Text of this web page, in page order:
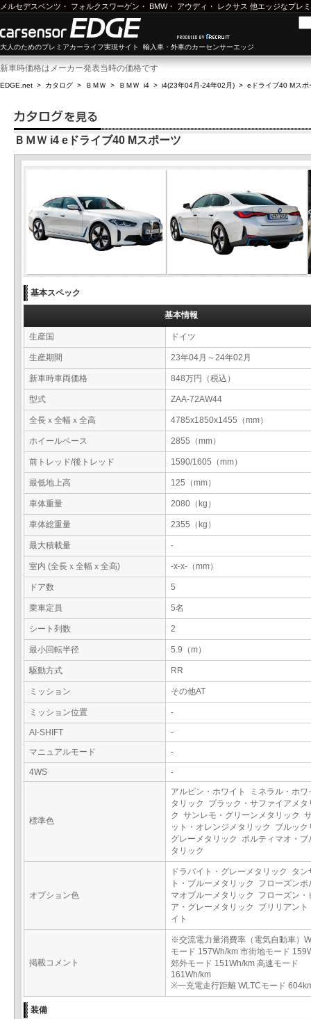
メルセデスベンツ ・ フォルクスワーゲン ・ BMW・ アウディ ・ レクサス 他エッジなプレ
大人のためのプレミアカーライフ実現サイト 輸入車・外車のカーセンサーエッジ
新車時価格はメーカー発表当時の価格です
EDGE.net > カタログ > ＢＭＷ > ＢＭＷ i4 > i4(23年04月-24年02月) > eドライブ40 Mスポ
ＢＭＷ i4 eドライブ40 Mスポーツ
基本スペック
基本情報
生産国 ドイツ
生産期間 23年04月～24年02月
新車時車両価格 848万円（税込）
型式 ZAA-72AW44
全長ｘ全幅ｘ全高 4785x1850x1455（mm）
ホイールベース 2855（mm）
前トレッド/後トレッド 1590/1605（mm）
最低地上高 125（mm）
車体重量 2080（kg）
車体総重量 2355（kg）
最大積載量 -
室内 (全長ｘ全幅ｘ全高) -x-x-（mm）
ドア数 5
乗車定員 5名
シート列数 2
最小回転半径 5.9（m）
駆動方式 RR
ミッション その他AT
ミッション位置 -
AI-SHIFT
-
マニュアルモード
-
4WS -
標準色
アルピン・ホワイト ミネラル・ホワ
タリック ブラック・サファイアメタ
ク サンレモ・グリーンメタリック
ット・オレンジメタリック ブルック
グレーメタリック ポルティマオ・ブ
タリック
オプション色
ドラバイト・グレーメタリック タン
ト・ブルーメタリック フローズンポ
マオブルーメタリック フローズン・
ア・グレーメタリック ブリリアント
イト
掲載コメント
※交流電力量消費率（電気自動車）
モード 157Wh/km 市街地モード
郊外モード 151Wh/km 高速モード
161Wh/km
※一充電走行距離 WLTCモード
装備